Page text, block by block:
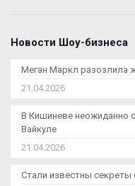
Новости Шоу-бизнеса
Меган Маркл разозлила
21.04.2026
В Кишиневе неожиданно
Вайкуле
21.04.2026
Стали известны секреты